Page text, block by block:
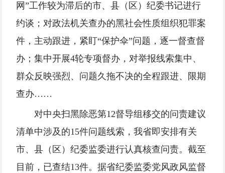
网”工作较为滞后的市、县（区）纪委书记进行
约谈；对政法机关查办的黑社会性质组织犯罪案
件，主动跟进，紧盯“保护伞”问题，逐一督查督
办；集中开展4轮专项督办，对举报线索集中、
群众反映强烈、问题久拖不决的全程跟进、限期
查办……
对中央扫黑除恶第12督导组移交的问责建议
清单中涉及的15件问题线索，我省即安排有关
市、县（区）纪委监委进行认真核查问责。截至
目前，已查结13件。据省纪委监委党风政风监督